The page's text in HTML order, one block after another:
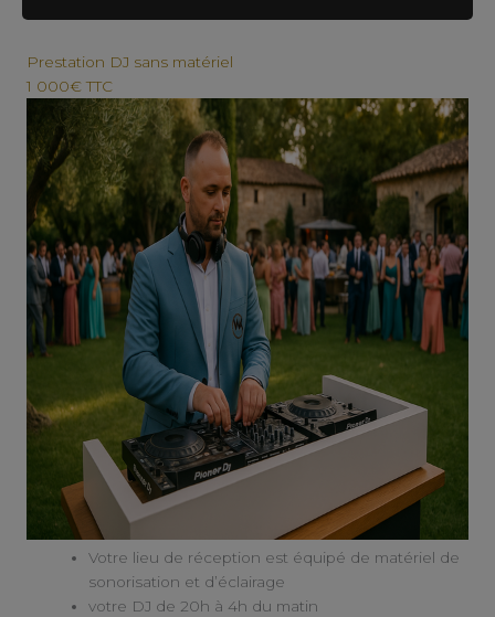
Prestation DJ sans matériel
1 000€ TTC
Votre lieu de réception est équipé de matériel de
sonorisation et d’éclairage
votre DJ de 20h à 4h du matin